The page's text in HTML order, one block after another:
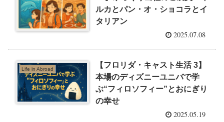
ルカとパン・オ・ショコラとイ
タリアン
2025.07.08
Life in Abroad
【フロリダ・キャスト生活 3】
本場のディズニーユニバで学
ぶ“フィロソフィー”とおにぎり
の幸せ
2025.05.19